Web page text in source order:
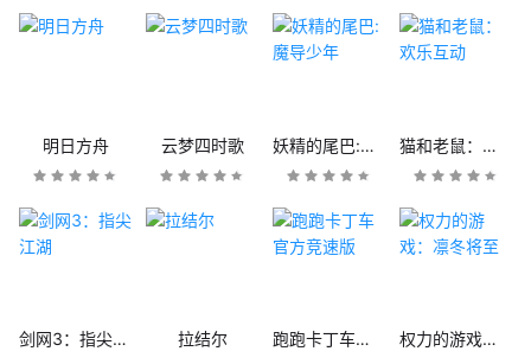
明日方舟 云梦四时歌 妖精的尾巴:魔导少年 猫和老鼠：欢乐互动
剑网3：指尖江湖 拉结尔 跑跑卡丁车官方竞速版 权力的游戏：凛冬将至